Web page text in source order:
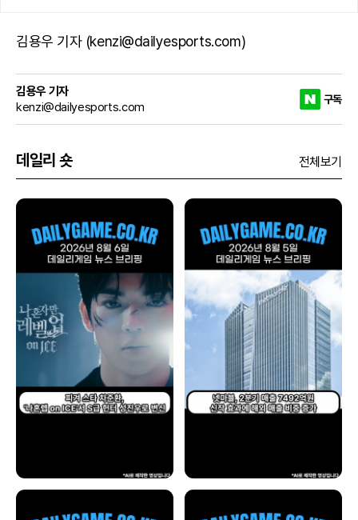
김용우 기자 (kenzi@dailyesports.com)
김용우 기자
kenzi@dailyesports.com
구독
데일리 숏 전체보기